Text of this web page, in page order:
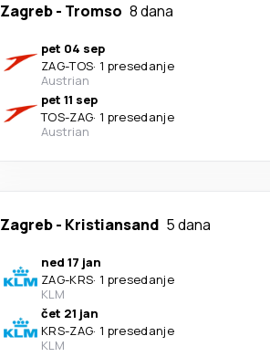
Zagreb- Tromso 8 dana
pet 04 sep
ZAG-TOS· 1 presedanje
Austrian
pet 11 sep
TOS-ZAG· 1 presedanje
Austrian
Zagreb- Kristiansand 5 dana
ned 17 jan
ZAG-KRS· 1 presedanje
KLM
čet 21 jan
KRS-ZAG· 1 presedanje
KLM